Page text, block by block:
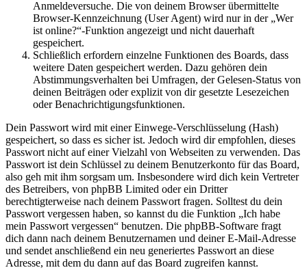
Anmeldeversuche. Die von deinem Browser übermittelte
Browser-Kennzeichnung (User Agent) wird nur in der „Wer
ist online?“-Funktion angezeigt und nicht dauerhaft
gespeichert.
Schließlich erfordern einzelne Funktionen des Boards, dass
weitere Daten gespeichert werden. Dazu gehören dein
Abstimmungsverhalten bei Umfragen, der Gelesen-Status von
deinen Beiträgen oder explizit von dir gesetzte Lesezeichen
oder Benachrichtigungsfunktionen.
Dein Passwort wird mit einer Einwege-Verschlüsselung (Hash)
gespeichert, so dass es sicher ist. Jedoch wird dir empfohlen, dieses
Passwort nicht auf einer Vielzahl von Webseiten zu verwenden. Das
Passwort ist dein Schlüssel zu deinem Benutzerkonto für das Board,
also geh mit ihm sorgsam um. Insbesondere wird dich kein Vertreter
des Betreibers, von phpBB Limited oder ein Dritter
berechtigterweise nach deinem Passwort fragen. Solltest du dein
Passwort vergessen haben, so kannst du die Funktion „Ich habe
mein Passwort vergessen“ benutzen. Die phpBB-Software fragt
dich dann nach deinem Benutzernamen und deiner E-Mail-Adresse
und sendet anschließend ein neu generiertes Passwort an diese
Adresse, mit dem du dann auf das Board zugreifen kannst.